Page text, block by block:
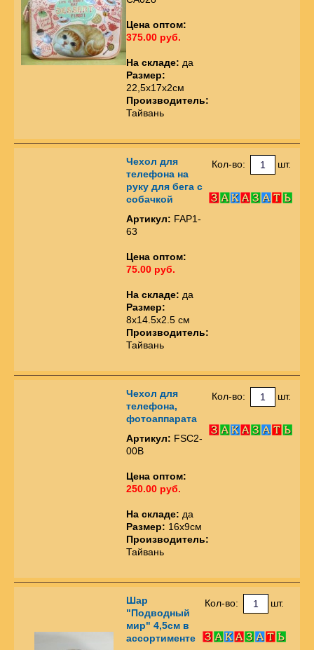
Цена оптом:
375.00 руб.
На складе: да
Размер:
22,5x17x2см
Производитель:
Тайвань
Чехол для
телефона на
руку для бега с
собачкой
Артикул: FAP1-
63
Цена оптом:
75.00 руб.
На складе: да
Размер:
8x14.5x2.5 см
Производитель:
Тайвань
Кол-во: шт.
Чехол для
телефона,
фотоаппарата
Артикул: FSC2-
00B
Цена оптом:
250.00 руб.
На складе: да
Размер: 16х9см
Производитель:
Тайвань
Кол-во: шт.
Шар
"Подводный
мир" 4,5см в
ассортименте
Кол-во: шт.